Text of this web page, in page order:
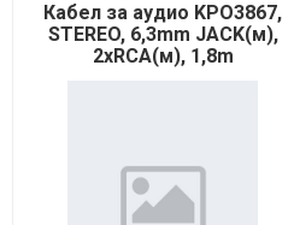
Кабел за аудио KPO3867,
STEREO, 6,3mm JACK(м),
2xRCA(м), 1,8m